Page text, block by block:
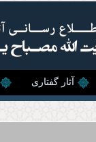
آثار گفتاری